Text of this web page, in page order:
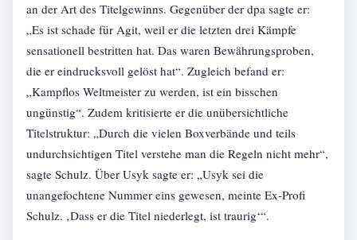
an der Art des Titelgewinns. Gegenüber der dpa sagte er:
„Es ist schade für Agit, weil er die letzten drei Kämpfe
sensationell bestritten hat. Das waren Bewährungsproben,
die er eindrucksvoll gelöst hat“. Zugleich befand er:
„Kampflos Weltmeister zu werden, ist ein bisschen
ungünstig“. Zudem kritisierte er die unübersichtliche
Titelstruktur: „Durch die vielen Boxverbände und teils
undurchsichtigen Titel verstehe man die Regeln nicht mehr“,
sagte Schulz. Über Usyk sagte er: „Usyk sei die
unangefochtene Nummer eins gewesen, meinte Ex-Profi
Schulz. ‚Dass er die Titel niederlegt, ist traurig‘“.